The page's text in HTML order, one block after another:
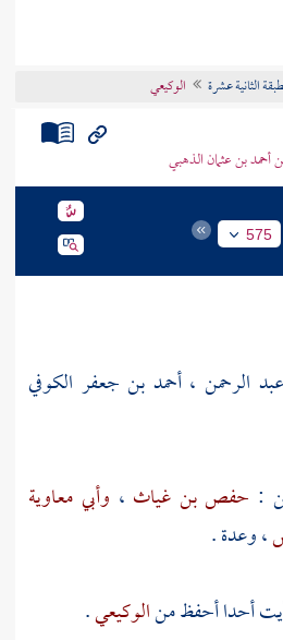
الثانية عشرة الوكيعي
بن عثمان الذهبي
575
عبد الرحمن ، أحمد بن جعفر الكوفي
: حفص بن غياث ، وأبي معاوية
، وعدة .
أحدا أحفظ منالوكيعي.